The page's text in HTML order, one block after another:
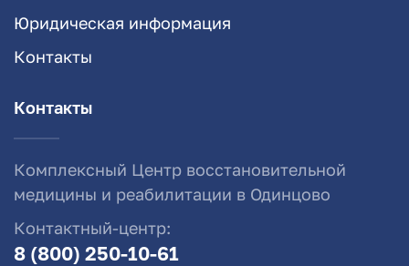
Юридическая информация
Контакты
Контакты
Комплексный Центр восстановительной
медицины и реабилитации в Одинцово
Контактный-центр:
8 (800) 250-10-61